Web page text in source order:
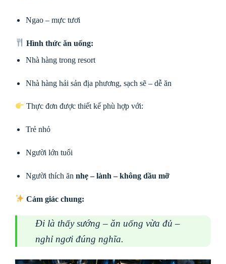
Ngao – mực tươi
Hình thức ăn uống:
Nhà hàng trong resort
Nhà hàng hải sản địa phương, sạch sẽ – dễ ăn
Thực đơn được thiết kế phù hợp với:
Trẻ nhỏ
Người lớn tuổi
Người thích ăn nhẹ – lành – không dầu mỡ
Cảm giác chung:
Đi là thấy sướng – ăn uống vừa đủ –
nghỉ ngơi đúng nghĩa.